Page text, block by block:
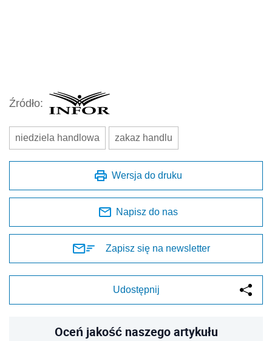
Źródło:
niedziela handlowa zakaz handlu
Wersja do druku
Napisz do nas
Zapisz się na newsletter
Udostępnij
Oceń jakość naszego artykułu